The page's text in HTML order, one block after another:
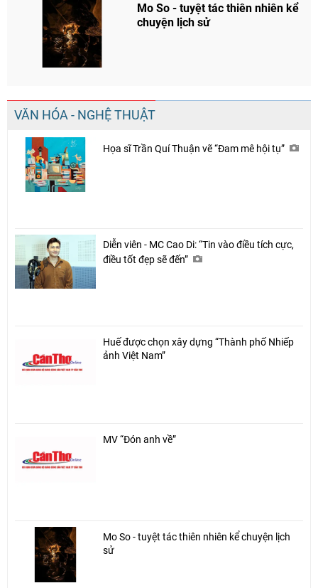
Mo So - tuyệt tác thiên nhiên kể
chuyện lịch sử
VĂN HÓA - NGHỆ THUẬT
Họa sĩ Trần Quí Thuận vẽ “Đam mê hội tụ”
Diễn viên - MC Cao Di: “Tin vào điều tích cực,
điều tốt đẹp sẽ đến”
Huế được chọn xây dựng “Thành phố Nhiếp
ảnh Việt Nam”
MV “Đón anh về”
Mo So - tuyệt tác thiên nhiên kể chuyện lịch
sử